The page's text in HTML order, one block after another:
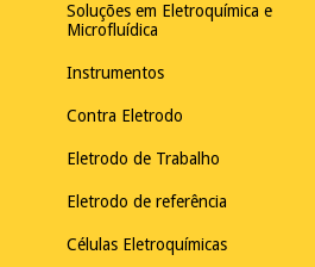
Soluções em Eletroquímica e
Microfluídica
Instrumentos
Contra Eletrodo
Eletrodo de Trabalho
Eletrodo de referência
Células Eletroquímicas